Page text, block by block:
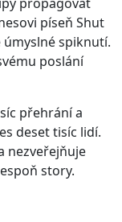
píseň Shut
úmyslné spiknutí.
poslání
přehrání a
deset tisíc lidí.
nezveřejňuje
story.